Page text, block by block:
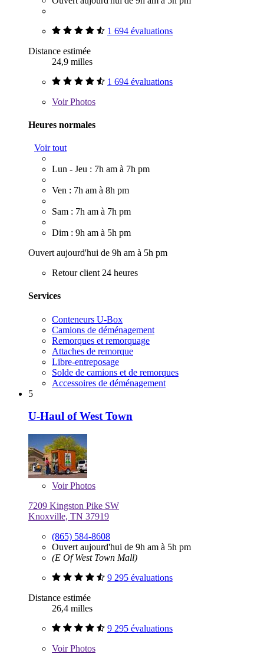
1 694 évaluations
Distance estimée
24,9 milles
1 694 évaluations
VoirPhotos
Heures normales
Voir tout
Lun - Jeu : 7h am à 7h pm
Ven : 7h am à 8h pm
Sam : 7h am à 7h pm
Dim : 9h am à 5h pm
Ouvert aujourd'hui de 9h am à 5h pm
Retour client 24 heures
Services
Conteneurs U-Box
Camions de déménagement
Remorques et remorquage
Attaches de remorque
Libre-entreposage
Solde de camions et de remorques
Accessoires de déménagement
5
U-Haul of West Town
VoirPhotos
7209 Kingston Pike SW
Knoxville, TN 37919
(865) 584-8608
Ouvert aujourd'hui de 9h am à 5h pm
(E Of West Town Mall)
9 295 évaluations
Distance estimée
26,4 milles
9 295 évaluations
VoirPhotos